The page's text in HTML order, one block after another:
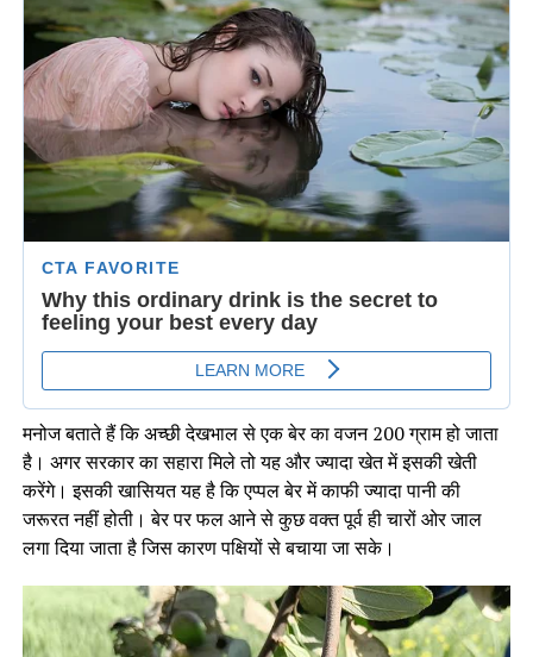
मनोज बताते हैं कि अच्छी देखभाल से एक बेर का वजन 200 ग्राम हो जाता
है। अगर सरकार का सहारा मिले तो यह और ज्यादा खेत में इसकी खेती
करेंगे। इसकी खासियत यह है कि एप्पल बेर में काफी ज्यादा पानी की
जरूरत नहीं होती। बेर पर फल आने से कुछ वक्त पूर्व ही चारों ओर जाल
लगा दिया जाता है जिस कारण पक्षियों से बचाया जा सके।